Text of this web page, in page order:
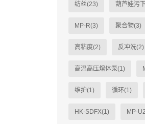
纺丝(23) 葫芦娃污
MP-R(3) 聚合物(3)
高粘度(2) 反冲洗(2)
高温高压熔体泵(1)
维护(1) 循环(1)
HK-SDFX(1) MP-